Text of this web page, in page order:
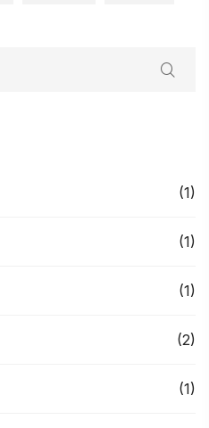
(1)
(1)
(1)
(2)
(1)